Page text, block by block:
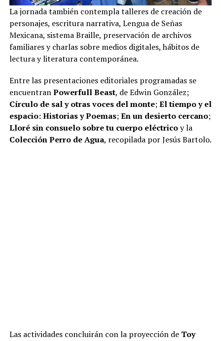
La jornada también contempla talleres de creación de
personajes, escritura narrativa, Lengua de Señas
Mexicana, sistema Braille, preservación de archivos
familiares y charlas sobre medios digitales, hábitos de
lectura y literatura contemporánea.
Entre las presentaciones editoriales programadas se
encuentranPowerfull Beast, de Edwin González;
Círculo de sal y otras voces del monte;El tiempo y el
espacio: Historias y Poemas;En un desierto cercano;
Lloré sin consuelo sobre tu cuerpo eléctricoy la
Colección Perro de Agua, recopilada por Jesús Bartolo.
Las actividades concluirán con la proyección de Toy